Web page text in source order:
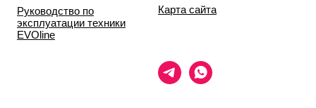
Руководство по
эксплуатации техники
EVOline
Карта сайта